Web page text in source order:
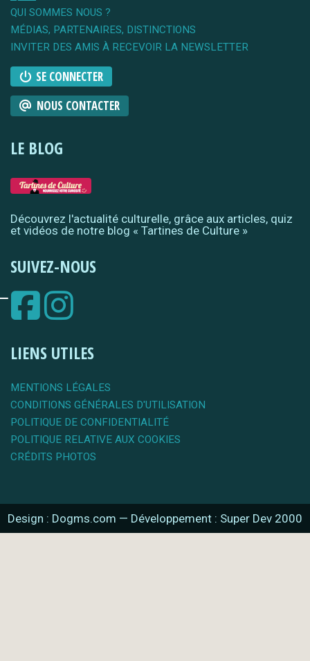
QUI SOMMES NOUS ?
MÉDIAS, PARTENAIRES, DISTINCTIONS
INVITER DES AMIS À RECEVOIR LA NEWSLETTER
SE CONNECTER
NOUS CONTACTER
LE BLOG
Découvrez l'actualité culturelle, grâce aux articles, quiz
et vidéos de notre blog « Tartines de Culture »
SUIVEZ-NOUS
LIENS UTILES
MENTIONS LÉGALES
CONDITIONS GÉNÉRALES D'UTILISATION
POLITIQUE DE CONFIDENTIALITÉ
POLITIQUE RELATIVE AUX COOKIES
CRÉDITS PHOTOS
Design : Dogms.com — Développement : Super Dev 2000